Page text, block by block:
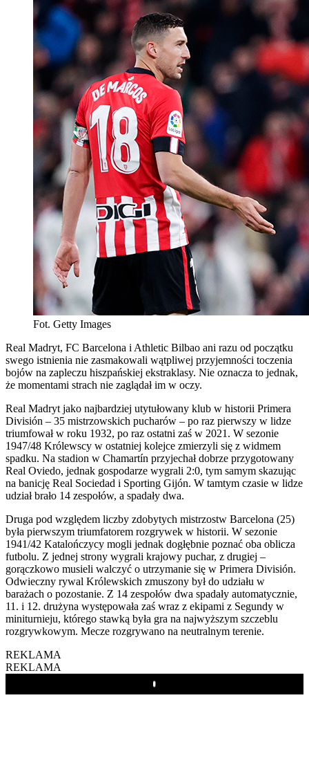
Fot. Getty Images
Real Madryt, FC Barcelona i Athletic Bilbao ani razu od początku
swego istnienia nie zasmakowali wątpliwej przyjemności toczenia
bojów na zapleczu hiszpańskiej ekstraklasy. Nie oznacza to jednak,
że momentami strach nie zaglądał im w oczy.
Real Madryt jako najbardziej utytułowany klub w historii Primera
División – 35 mistrzowskich pucharów – po raz pierwszy w lidze
triumfował w roku 1932, po raz ostatni zaś w 2021. W sezonie
1947/48 Królewscy w ostatniej kolejce zmierzyli się z widmem
spadku. Na stadion w Chamartín przyjechał dobrze przygotowany
Real Oviedo, jednak gospodarze wygrali 2:0, tym samym skazując
na banicję Real Sociedad i Sporting Gijón. W tamtym czasie w lidze
udział brało 14 zespołów, a spadały dwa.
Druga pod względem liczby zdobytych mistrzostw Barcelona (25)
była pierwszym triumfatorem rozgrywek w historii. W sezonie
1941/42 Katalończycy mogli jednak dogłębnie poznać oba oblicza
futbolu. Z jednej strony wygrali krajowy puchar, z drugiej –
gorączkowo musieli walczyć o utrzymanie się w Primera División.
Odwieczny rywal Królewskich zmuszony był do udziału w
barażach o pozostanie. Z 14 zespołów dwa spadały automatycznie,
11. i 12. drużyna występowała zaś wraz z ekipami z Segundy w
miniturnieju, którego stawką była gra na najwyższym szczeblu
rozgrywkowym. Mecze rozgrywano na neutralnym terenie.
REKLAMA
REKLAMA
Play